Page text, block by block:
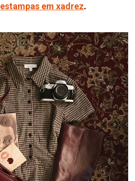
estampas em xadrez.